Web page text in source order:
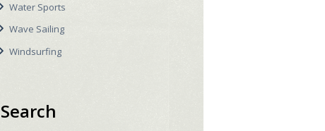
Water Sports
Wave Sailing
Windsurfing
Search